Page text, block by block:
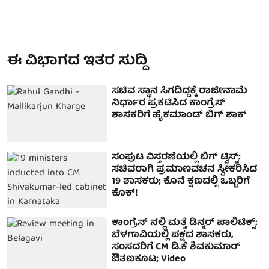
ಈ ವಿಭಾಗದ ಇತರ ಸುದ್ದಿ
ಸಚಿವ ಸ್ಥಾನ ಸಿಗದಿದ್ದಕ್ಕೆ ರಾಜೀನಾಮೆ
ನಿರ್ಧಾರ ಪ್ರಕಟಿಸಿದ ಕಾಂಗ್ರೆಸ್
ಶಾಸಕರಿಗೆ ಹೈಕಮಾಂಡ್ ಬಿಗ್ ಶಾಕ್
ಸಂಪುಟ ವಿಸ್ತರಣೆಯಲ್ಲಿ ಬಿಗ್ ಟ್ವಿಸ್ಟ್:
ಸಚಿವರಾಗಿ ಪ್ರಮಾಣವಚನ ಸ್ವೀಕರಿಸಿದ
19 ಶಾಸಕರು; ಕೊನೆ ಕ್ಷಣದಲ್ಲಿ ಒಬ್ಬರಿಗೆ
ಕೊಕ್!
ಕಾಂಗ್ರೆಸ್ ನಲ್ಲಿ ಮತ್ತೆ ಡಿನ್ನರ್ ಪಾಲಿಟಿಕ್ಸ್:
ಬೆಳಗಾವಿಯಲ್ಲಿ ಪಕ್ಷದ ಶಾಸಕರು,
ಸಂಸದರಿಗೆ CM ಡಿ.ಕೆ ಶಿವಕುಮಾರ್
ಔತಣಕೂಟ; Video